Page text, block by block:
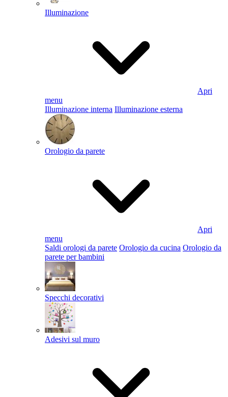
Illuminazione
Apri
menu
Illuminazione interna Illuminazione esterna
Orologio da parete
Apri
menu
Saldi orologi da parete Orologio da cucina Orologio da
parete per bambini
Specchi decorativi
Adesivi sul muro